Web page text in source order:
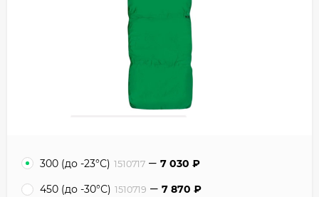
300 (до -23°С) 1510717 7 030 ₽
450 (до -30°С) 1510719 7 870 ₽